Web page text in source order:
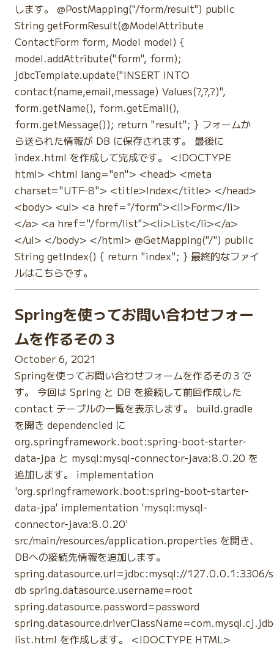
します。 @PostMapping("/form/result") public
String getFormResult(@ModelAttribute
ContactForm form, Model model) {
model.addAttribute("form", form);
jdbcTemplate.update("INSERT INTO
contact(name,email,message) Values(?,?,?)",
form.getName(), form.getEmail(),
form.getMessage()); return "result"; } フォームか
ら送られた情報が DB に保存されます。 最後に
index.html を作成して完成です。 <!DOCTYPE
html> <html lang="en"> <head> <meta
charset="UTF-8"> <title>Index</title> </head>
<body> <ul> <a href="/form"><li>Form</li>
</a> <a href="/form/list"><li>List</li></a>
</ul> </body> </html> @GetMapping("/") public
String getIndex() { return "index"; } 最終的なファイ
ルはこちらです。
Springを使ってお問い合わせフォー
ムを作るその３
October 6, 2021
Springを使ってお問い合わせフォームを作るその３で
す。 今回は Spring と DB を接続して前回作成した
contact テーブルの一覧を表示します。 build.gradle
を開き dependencied に
org.springframework.boot:spring-boot-starter-
data-jpa と mysql:mysql-connector-java:8.0.20 を
追加します。 implementation
'org.springframework.boot:spring-boot-starter-
data-jpa' implementation 'mysql:mysql-
connector-java:8.0.20'
src/main/resources/application.properties を開き、
DBへの接続先情報を追加します。
spring.datasource.url=jdbc:mysql://127.0.0.1:3306/
db spring.datasource.username=root
spring.datasource.password=password
list.html を作成します。 <!DOCTYPE HTML>